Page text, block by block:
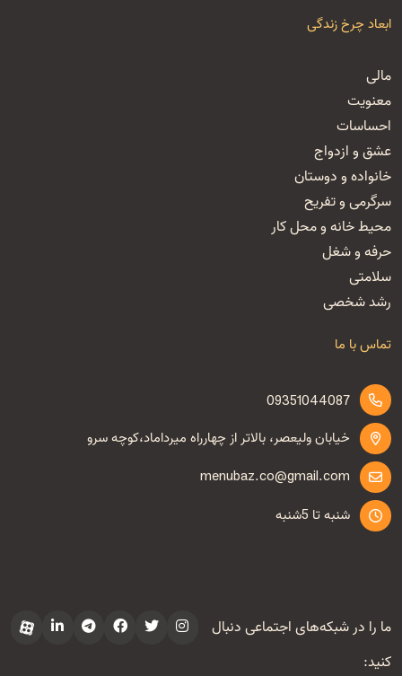
ابعاد چرخ زندگی
مالی
معنویت
احساسات
عشق و ازدواج
خانواده و دوستان
سرگرمی و تفریح
محیط خانه و محل کار
حرفه و شغل
سلامتی
رشد شخصی
تماس با ما
09351044087
خیابان ولیعصر، بالاتر از چهارراه میرداماد،کوچه سرو
menubaz.co@gmail.com
شنبه تا 5شنبه
ما را در شبکه‌های اجتماعی دنبال
کنید: